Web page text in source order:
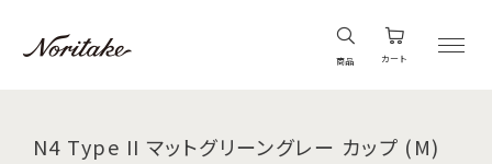
商品 カート
N4 Type II マットグリーングレー カップ (M)